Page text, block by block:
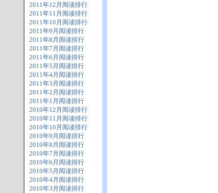
2011年12月阅读排行
2011年11月阅读排行
2011年10月阅读排行
2011年9月阅读排行
2011年8月阅读排行
2011年7月阅读排行
2011年6月阅读排行
2011年5月阅读排行
2011年4月阅读排行
2011年3月阅读排行
2011年2月阅读排行
2011年1月阅读排行
2010年12月阅读排行
2010年11月阅读排行
2010年10月阅读排行
2010年9月阅读排行
2010年8月阅读排行
2010年7月阅读排行
2010年6月阅读排行
2010年5月阅读排行
2010年4月阅读排行
2010年3月阅读排行